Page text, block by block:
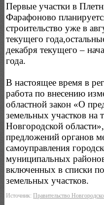
Первые участки в
Фарафоново
строительство уже в
текущего
декабря текущего –
года.
В настоящее время в
работа по внесению
областной закон «О
земельных участков на
Новгородской
предложений органов
самоуправления
муниципальных
включенных в списки
земельных участков.
Источник:Правительство